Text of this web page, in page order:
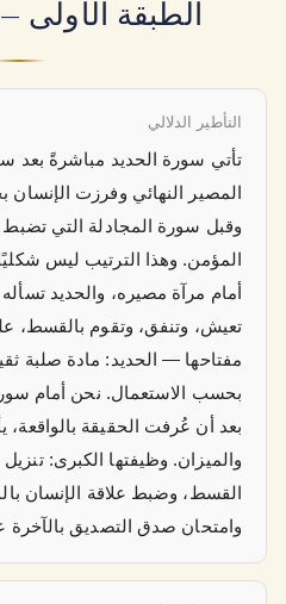
الطبقة الأولى
التأطير الدلالي
تأتي سورة الحديد مباشرةً بعد
المصير النهائي وفرزت الإنسان
وقبل سورة المجادلة التي تضبط
المؤمن. وهذا الترتيب ليس
أمام مرآة مصيره، والحديد
تعيش، وتنفق، وتقوم بالقسط،
مفتاحها — الحديد: مادة صلبة
بحسب الاستعمال. نحن أمام
بعد أن عُرفت الحقيقة بالواقعة،
والميزان. وظيفتها الكبرى: تنزيل
القسط، وضبط علاقة الإنسان
وامتحان صدق التصديق بالآخرة